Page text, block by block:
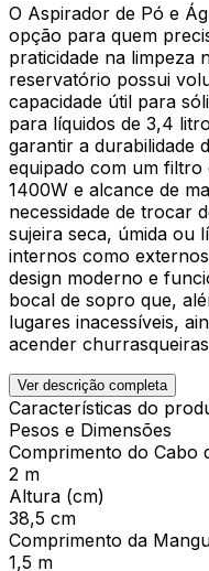
O Aspirador de Pó e
opção para quem
praticidade na limpeza
reservatório possui
capacidade útil para
para líquidos de 3,4
garantir a durabilidade
equipado com um filtro
1400W e alcance de
necessidade de trocar
sujeira seca, úmida ou
internos como
design moderno e
bocal de sopro que,
lugares inacessíveis,
acender
Ver descrição completa
Características do
Pesos e Dimensões
Comprimento do Cabo
2 m
Altura (cm)
38,5 cm
Comprimento da
1,5 m